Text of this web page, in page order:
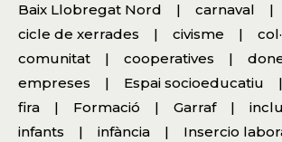
Baix Llobregat Nord
carnaval
cicle de xerrades
civisme
comunitat
cooperatives
empreses
Espai socioeducatiu
fira
Formació Garraf
infants
infància
Insercio